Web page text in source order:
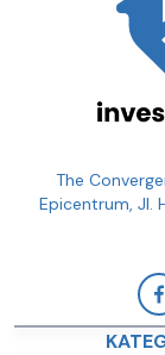
The
Epicentrum, Jl.